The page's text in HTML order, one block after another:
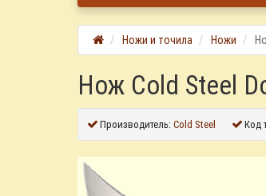
Ножи и точила Ножи
Нож Cold Steel
Производитель:Cold Steel Код